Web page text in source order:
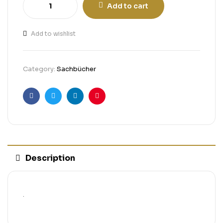
Add to cart
Add to wishlist
Category: Sachbücher
FacebookTwitterLinkedinPinterest
Description
.